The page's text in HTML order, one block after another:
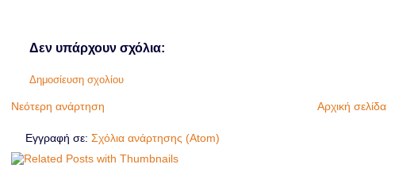
Δεν υπάρχουν σχόλια:
Δημοσίευση σχολίου
Νεότερη ανάρτηση Αρχική σελίδα
Εγγραφή σε: Σχόλια ανάρτησης (Atom)